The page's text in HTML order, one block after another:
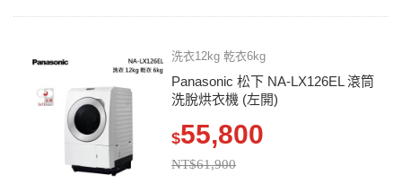
洗衣12kg 乾衣6kg
Panasonic 松下 NA-LX126EL 滾筒
洗脫烘衣機 (左開)
$55,800
NT$61,900